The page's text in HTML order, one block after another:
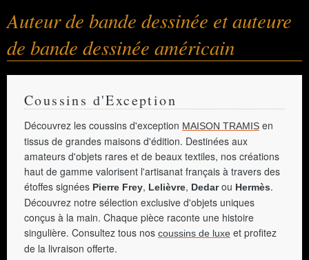
Auteur de bande dessinée et auteure
de bande dessinée américain
Coussins d'Exception
Découvrez les coussins d'exception MAISON TRAMIS en
tissus de grandes maisons d'édition. Destinées aux
amateurs d'objets rares et de beaux textiles, nos créations
haut de gamme valorisent l'artisanat français à travers des
étoffes signées Pierre Frey, Lelièvre, Dedarou Hermès.
Découvrez notre sélection exclusive d'objets uniques
conçus à la main. Chaque pièce raconte une histoire
singulière. Consultez tous nos coussins de luxe et profitez
de la livraison offerte.